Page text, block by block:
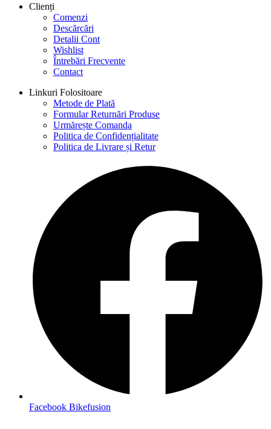
Clienți
Comenzi
Descărcări
Detalii Cont
Wishlist
Întrebări Frecvente
Contact
Linkuri Folositoare
Metode de Plată
Formular Returnări Produse
Urmărește Comanda
Politica de Confidențialitate
Politica de Livrare și Retur
Facebook Bikefusion